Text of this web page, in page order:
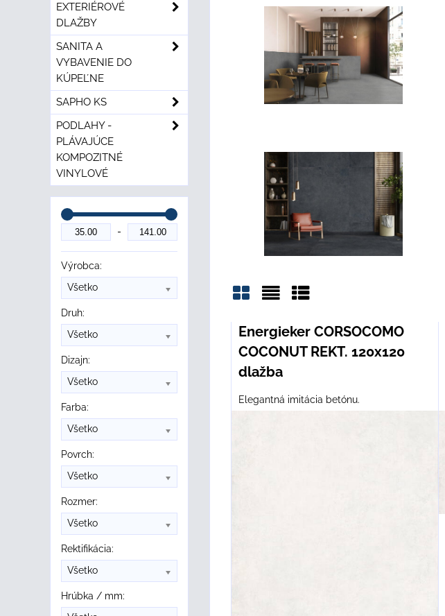
Mriežka
Energieker CORSOCOMO
COCONUT REKT. 120x120
dlažba
Elegantná imitácia betónu.
EXTERIÉROVÉ
DLAŽBY
SANITA A
VYBAVENIE DO
KÚPEĽNE
SAPHO KS
PODLAHY -
PLÁVAJÚCE
KOMPOZITNÉ
VINYLOVÉ
Výrobca:
Všetko
Druh:
Všetko
Dizajn:
Všetko
Farba:
Všetko
Povrch:
Všetko
Rozmer:
Všetko
Rektifikácia:
Všetko
Hrúbka / mm: